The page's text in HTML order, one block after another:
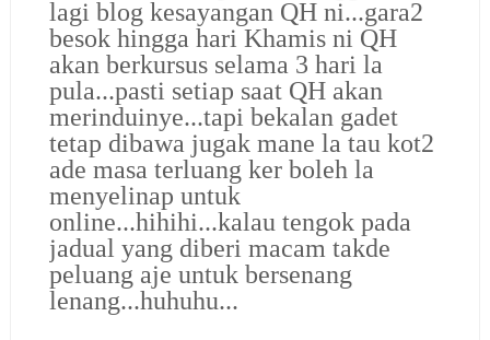
lagi blog kesayangan QH ni...gara2
besok hingga hari Khamis ni QH
akan berkursus selama 3 hari la
pula...pasti setiap saat QH akan
merinduinye...tapi bekalan gadet
tetap dibawa jugak mane la tau kot2
ade masa terluang ker boleh la
menyelinap untuk
online...hihihi...kalau tengok pada
jadual yang diberi macam takde
peluang aje untuk bersenang
lenang...huhuhu...